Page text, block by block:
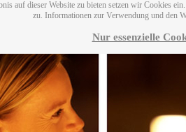
auf dieser Website zu bieten setzen wir Cookies
zu. Informationen zur Verwendung und den
Nur essenzielle